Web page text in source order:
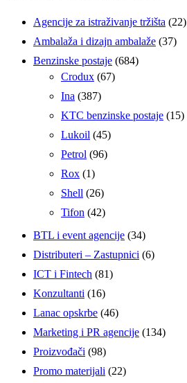
Agencije za istraživanje tržišta (22)
Ambalaža i dizajn ambalaže (37)
Benzinske postaje (684)
Crodux (67)
Ina (387)
KTC benzinske postaje (15)
Lukoil (45)
Petrol (96)
Rox (1)
Shell (26)
Tifon (42)
BTL i event agencije (34)
Distributeri – Zastupnici (6)
ICT i Fintech (81)
Konzultanti (16)
Lanac opskrbe (46)
Marketing i PR agencije (134)
Proizvođači (98)
Promo materijali (22)